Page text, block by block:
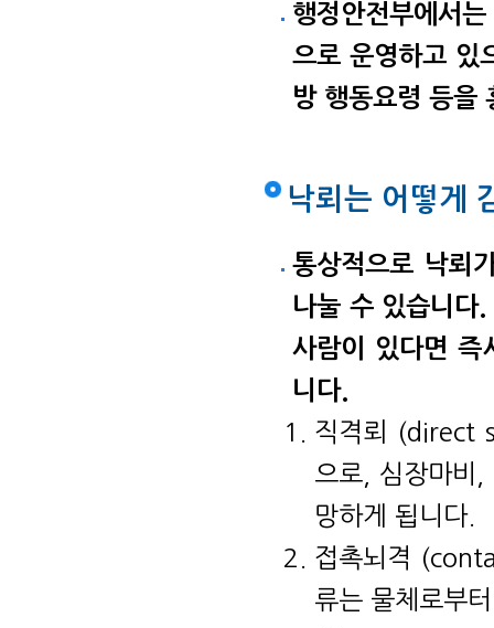
행정안전부에서
으로 운영하고 있
방 행동요령 등을
낙뢰는 어떻게
통상적으로 낙뢰
나눌 수 있습니다
사람이 있다면 즉
니다.
직격뢰 (direct
으로, 심장마비
망하게 됩니다.
접촉뇌격
류는 물체로부